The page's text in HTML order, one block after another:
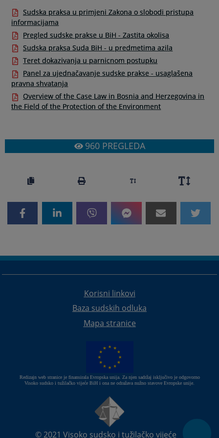
Sudska praksa u primjeni Zakona o slobodi pristupa
informacijama
Pregled sudske prakse u BiH - Zastita okolisa
Sudska praksa Suda BiH - u predmetima azila
Teret dokazivanja u parnicnom postupku
Panel za ujednačavanje sudske prakse - usaglašena
pravna shvatanja
Overview of the Case Law in Bosnia and Herzegovina in
the Field of the Protection of the Environment
960PREGLEDA
Korisni linkovi
Baza sudskih odluka
Mapa stranice
Redizajn web stranice je finansirala Evropska unija. Za njen sadržaj isključivo je odgovorno
Visoko sudsko i tužilačko vijeće BiH i ona ne odražava nužno stavove Evropske unije.
© 2021 Visoko sudsko i tužilačko vijeće